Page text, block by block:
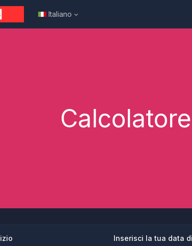
Italiano
Inserisci la tua data